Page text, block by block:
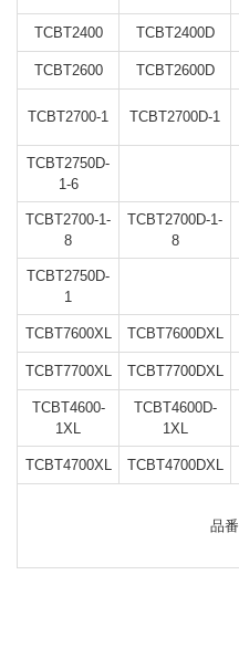
TCBT2400 TCBT2400D
TCBT2600 TCBT2600D
TCBT2700-1 TCBT2700D-1
TCBT2750D-
1-6
TCBT2700-1-
8
TCBT2700D-1-
8
TCBT2750D-
1
TCBT7600XL TCBT7600DXL
TCBT7700XL TCBT7700DXL
TCBT4600-
1XL
TCBT4600D-
1XL
TCBT4700XL TCBT4700DXL
品番